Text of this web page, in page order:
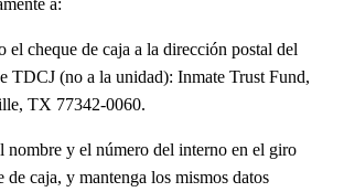
el cheque de caja a la dirección postal del
TDCJ (no a la unidad): Inmate Trust Fund,
TX 77342-0060.
nombre y el número del interno en el giro
de caja, y mantenga los mismos datos